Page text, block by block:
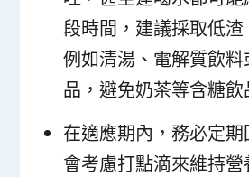
段時間，建議採取低渣
例如清湯、電解質飲
品，避免奶茶等含糖飲
在適應期內，務必定
會考慮打點滴來維持